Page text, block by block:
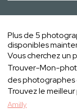
Plus de 5
disponibles
Vous cherchez un
Trouver-Mon-
des photographes
Trouvez le
Amilly